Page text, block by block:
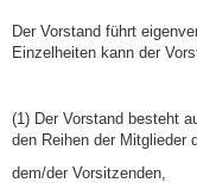
Der Vorstand führt
Einzelheiten kann der
(1) Der Vorstand besteht
den Reihen der Mitglieder
dem/der Vorsitzenden,